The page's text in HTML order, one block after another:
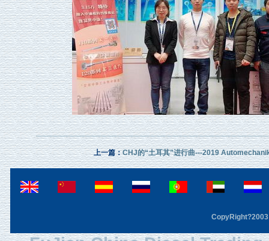
上一篇：CHJ的“土耳其”进行曲---2019